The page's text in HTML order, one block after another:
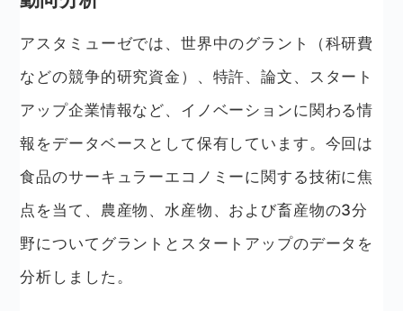
アスタミューゼでは、世界中のグラント（科研費
などの競争的研究資金）、特許、論文、スタート
アップ企業情報など、イノベーションに関わる情
報をデータベースとして保有しています。今回は
食品のサーキュラーエコノミーに関する技術に焦
点を当て、農産物、水産物、および畜産物の3分
野についてグラントとスタートアップのデータを
分析しました。